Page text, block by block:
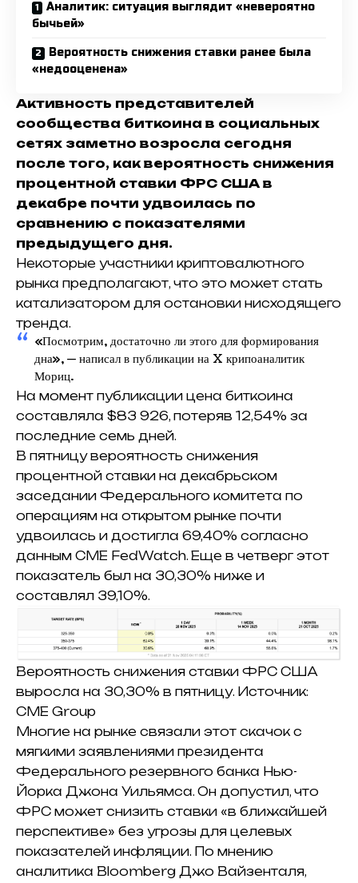
Аналитик: ситуация выглядит «невероятно
бычьей»
Вероятность снижения ставки ранее была
«недооценена»
Активность представителей
сообщества биткоина в социальных
сетях заметно возросла сегодня
после того, как вероятность снижения
процентной ставки ФРС США в
декабре почти удвоилась по
сравнению с показателями
предыдущего дня.
Некоторые участники криптовалютного
рынка предполагают, что это может стать
катализатором для остановки нисходящего
тренда.
«Посмотрим, достаточно ли этого для формирования
дна», — написал в публикации на X крипоаналитик
Мориц.
На момент публикации цена биткоина
составляла $83 926, потеряв 12,54% за
последние семь дней.
В пятницу вероятность снижения
процентной ставки на декабрьском
заседании Федерального комитета по
операциям на открытом рынке почти
удвоилась и достигла 69,40% согласно
данным CME FedWatch. Еще в четверг этот
показатель был на 30,30% ниже и
составлял 39,10%.
Вероятность снижения ставки ФРС США
выросла на 30,30% в пятницу. Источник:
CME Group
Многие на рынке связали этот скачок с
мягкими заявлениями президента
Федерального резервного банка Нью-
Йорка Джона Уильямса. Он допустил, что
ФРС может снизить ставки «в ближайшей
перспективе» без угрозы для целевых
показателей инфляции. По мнению
аналитика Bloomberg Джо Вайзенталя,